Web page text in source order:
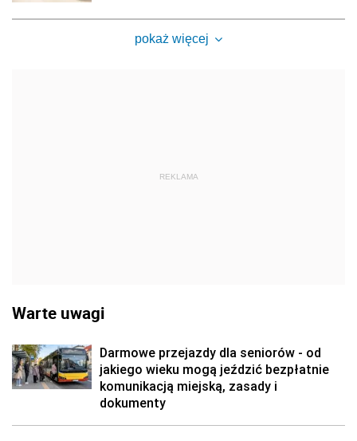
pokaż więcej
REKLAMA
Warte uwagi
Darmowe przejazdy dla seniorów - od
jakiego wieku mogą jeździć bezpłatnie
komunikacją miejską, zasady i
dokumenty